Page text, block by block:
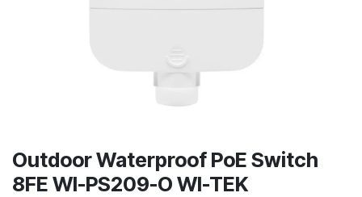
Outdoor Waterproof PoE Switch
8FE WI-PS209-O WI-TEK